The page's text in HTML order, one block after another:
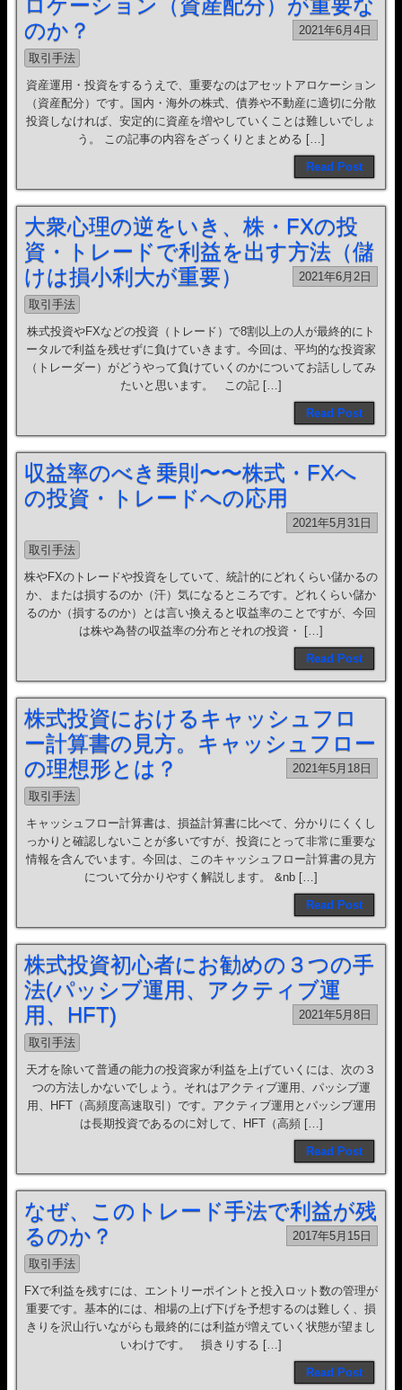
ロケーション（資産配分）が重要な
のか？
2021年6月4日
取引手法
資産運用・投資をするうえで、重要なのはアセットアロケーション
（資産配分）です。国内・海外の株式、債券や不動産に適切に分散
投資しなければ、安定的に資産を増やしていくことは難しいでしょ
う。 この記事の内容をざっくりとまとめる […]
Read Post
大衆心理の逆をいき、株・FXの投
資・トレードで利益を出す方法（儲
けは損小利大が重要）
2021年6月2日
取引手法
株式投資やFXなどの投資（トレード）で8割以上の人が最終的にト
ータルで利益を残せずに負けていきます。今回は、平均的な投資家
（トレーダー）がどうやって負けていくのかについてお話ししてみ
たいと思います。 この記 […]
Read Post
収益率のべき乗則〜〜株式・FXへ
の投資・トレードへの応用
2021年5月31日
取引手法
株やFXのトレードや投資をしていて、統計的にどれくらい儲かるの
か、または損するのか（汗）気になるところです。どれくらい儲か
るのか（損するのか）とは言い換えると収益率のことですが、今回
は株や為替の収益率の分布とそれの投資・ […]
Read Post
株式投資におけるキャッシュフロ
ー計算書の見方。キャッシュフロー
の理想形とは？
2021年5月18日
取引手法
キャッシュフロー計算書は、損益計算書に比べて、分かりにくくし
っかりと確認しないことが多いですが、投資にとって非常に重要な
情報を含んでいます。今回は、このキャッシュフロー計算書の見方
について分かりやすく解説します。 &nb […]
Read Post
株式投資初心者にお勧めの３つの手
法(パッシブ運用、アクティブ運
用、HFT)
2021年5月8日
取引手法
天才を除いて普通の能力の投資家が利益を上げていくには、次の３
つの方法しかないでしょう。それはアクティブ運用、パッシブ運
用、HFT（高頻度高速取引）です。アクティブ運用とパッシブ運用
は長期投資であるのに対して、HFT（高頻 […]
Read Post
なぜ、このトレード手法で利益が残
るのか？
2017年5月15日
取引手法
FXで利益を残すには、エントリーポイントと投入ロット数の管理が
重要です。基本的には、相場の上げ下げを予想するのは難しく、損
きりを沢山行いながらも最終的には利益が増えていく状態が望まし
いわけです。 損きりする […]
Read Post